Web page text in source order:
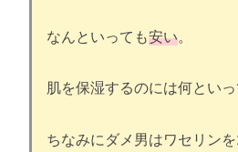
なんといっても安い。
肌を保湿するのには何といっ
ちなみにダメ男はワセリン